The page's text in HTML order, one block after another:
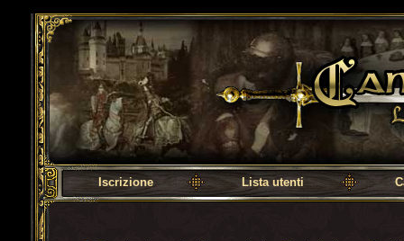
Camelot, la patria della cavalleria
Iscrizione Lista utenti